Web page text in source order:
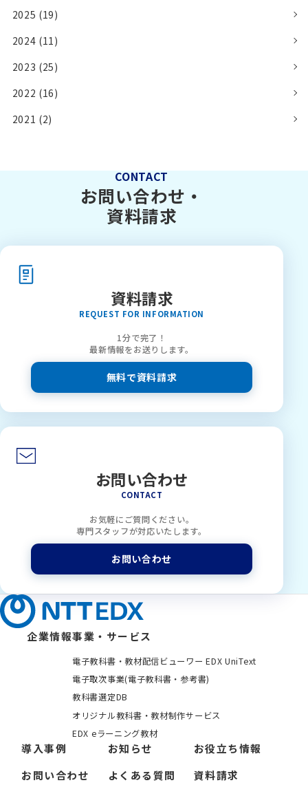
2025 (19)
2024 (11)
2023 (25)
2022 (16)
2021 (2)
CONTACT
お問い合わせ・
資料請求
資料請求
REQUEST FOR INFORMATION
1分で完了！
最新情報をお送りします。
無料で資料請求
お問い合わせ
CONTACT
お気軽にご質問ください。
専門スタッフが対応いたします。
お問い合わせ
企業情報事業・サービス
電子教科書・教材配信ビューワー EDX UniText
電子取次事業(電子教科書・参考書)
教科書選定DB
オリジナル教科書・教材制作サービス
EDX eラーニング教材
導入事例 お知らせ
お役立ち情報
お問い合わせ
よくある質問 資料請求